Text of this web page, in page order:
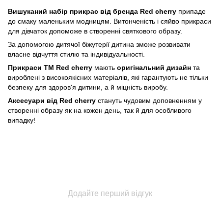
Вишуканий набір прикрас від бренда Red cherry припаде
до смаку маленьким модницям. Витонченість і сяйво прикраси
для дівчаток допоможе в створенні святкового образу.
За допомогою дитячої біжутерії дитина зможе розвивати
власне відчуття стилю та індивідуальності.
Прикраси ТМ Red cherry мають оригінальний дизайн та
вироблені з високоякісних матеріалів, які гарантують не тільки
безпеку для здоров'я дитини, а й міцність виробу.
Аксесуари від Red cherry стануть чудовим доповненням у
створенні образу як на кожен день, так й для особливого
випадку!
Додайте перший відгук